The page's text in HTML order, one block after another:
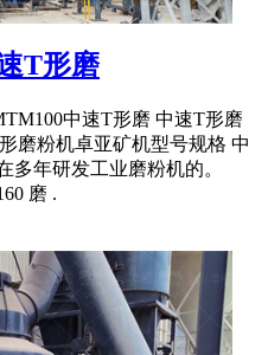
T形磨
中速T形磨 中速T形磨
磨粉机卓亚矿机型号规格 中
多年研发工业磨粉机的。
磨 .